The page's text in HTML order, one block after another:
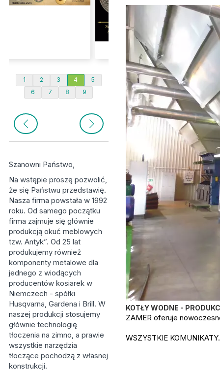
1 2 3 4
5
6
7 8 9
Szanowni Państwo,
Na wstępie proszę pozwolić,
że się Państwu przedstawię.
Nasza firma powstała w 1992
roku. Od samego początku
firma zajmuje się głównie
produkcją okuć meblowych
tzw. Antyk”. Od 25 lat
produkujemy również
komponenty metalowe dla
jednego z wiodących
producentów kosiarek w
Niemczech - spółki
Husqvarna, Gardena i Brill. W
naszej produkcji stosujemy
głównie technologię
tłoczenia na zimno, a prawie
wszystkie narzędzia
tłoczące pochodzą z własnej
konstrukcji.
KOTŁY WODNE -
ZAMER oferuje
WSZYSTKIE